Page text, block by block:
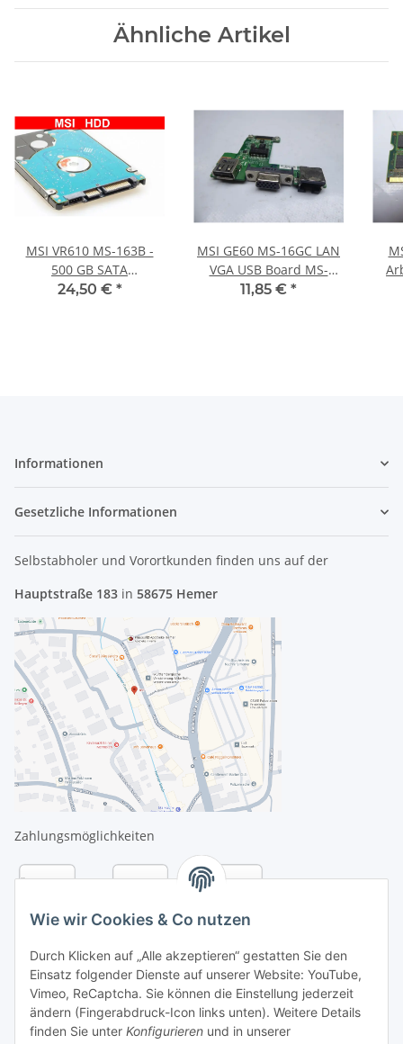
Wie wir Cookies & Co nutzen
Durch Klicken auf „Alle akzeptieren“ gestatten Sie den
Einsatz folgender Dienste auf unserer Website: YouTube,
Vimeo, ReCaptcha. Sie können die Einstellung jederzeit
ändern (Fingerabdruck-Icon links unten). Weitere Details
finden Sie unter Konfigurieren und in unserer
Ähnliche Artikel
MSI VR610 MS-163B -
500 GB SATA
HDD/Festplatte
24,50 € *
MSI GE60 MS-16GC LAN
VGA USB Board MS-
16GCA #3537
11,85 € *
Informationen
Gesetzliche Informationen
Selbstabholer und Vorortkunden finden uns auf der
Hauptstraße 183 in 58675 Hemer
Zahlungsmöglichkeiten